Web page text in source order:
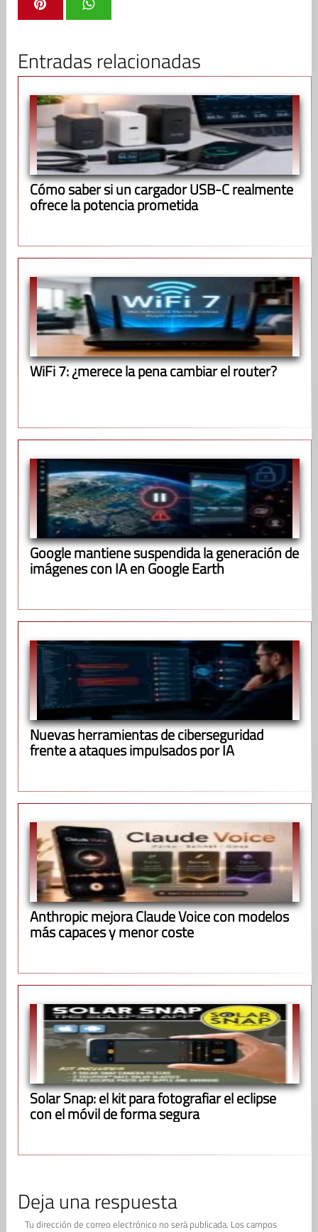
Entradas relacionadas
Cómo saber si un cargador USB-C realmente
ofrece la potencia prometida
WiFi 7: ¿merece la pena cambiar el router?
Google mantiene suspendida la generación de
imágenes con IA en Google Earth
Nuevas herramientas de ciberseguridad
frente a ataques impulsados por IA
Anthropic mejora Claude Voice con modelos
más capaces y menor coste
Solar Snap: el kit para fotografiar el eclipse
con el móvil de forma segura
Deja una respuesta
Tu dirección de correo electrónico no será publicada. Los campos